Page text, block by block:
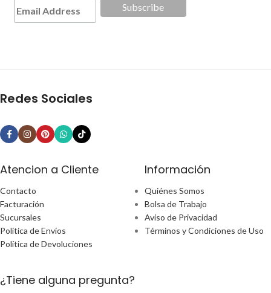
Redes Sociales
Atencion a Cliente
Contacto
Facturación
Sucursales
Política de Envíos
Política de Devoluciones
Información
Quiénes Somos
Bolsa de Trabajo
Aviso de Privacidad
Términos y Condiciones de Uso
¿Tiene alguna pregunta?